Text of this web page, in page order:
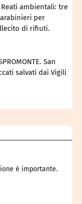
Reati ambientali: tre
per
di rifiuti.
San
salvati dai Vigili
è importante.